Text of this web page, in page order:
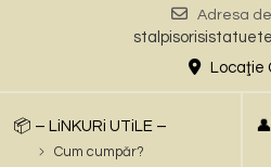
Adresa
Locaţie
📦 – LiNKURi UTiLE –
Cum cumpăr?